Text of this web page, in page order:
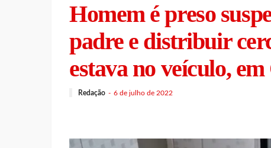
Homem é preso
padre e distribuir
estava no veículo,
Redação 6 de julho de 2022